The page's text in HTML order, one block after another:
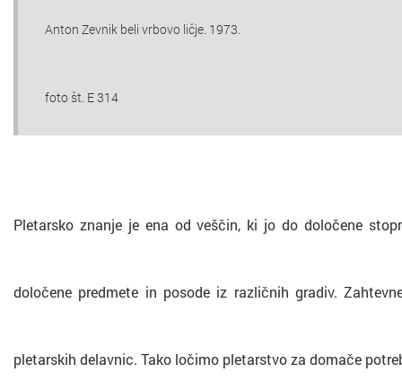
Anton Zevnik beli vrbovo ličje. 1973.
foto št. E 314
Pletarsko znanje je ena od veščin, ki jo do določene
določene predmete in posode iz različnih gradiv.
pletarskih delavnic. Tako ločimo pletarstvo za domače